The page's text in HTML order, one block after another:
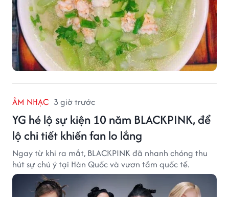
ÂM NHẠC 3 giờ trước
YG hé lộ sự kiện 10 năm BLACKPINK, để
lộ chi tiết khiến fan lo lắng
Ngay từ khi ra mắt, BLACKPINK đã nhanh chóng thu
hút sự chú ý tại Hàn Quốc và vươn tầm quốc tế.